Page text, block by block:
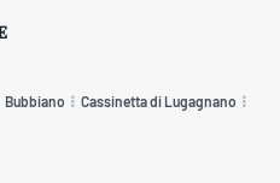
Bubbiano Cassinetta di Lugagnano